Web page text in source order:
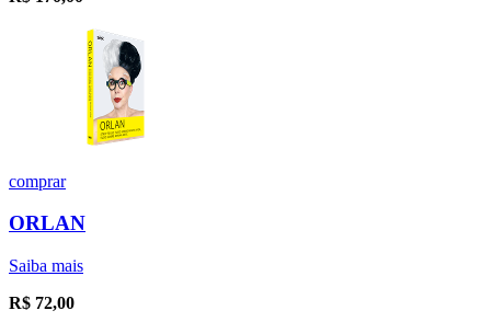
comprar
ORLAN
Saiba mais
R$ 72,00